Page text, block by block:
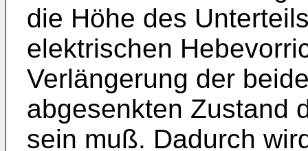
die Höhe des
elektrischen
Verlängerung der
abgesenkten Zustand
sein muß. Dadurch